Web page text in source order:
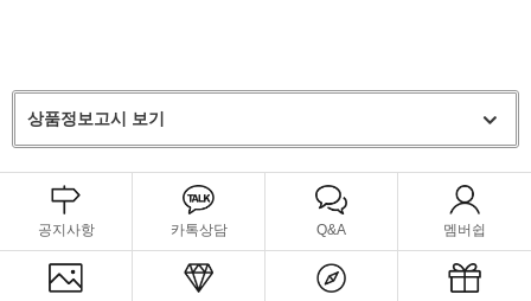
상품정보고시 보기
공지사항 카톡상담 Q&A 멤버쉽